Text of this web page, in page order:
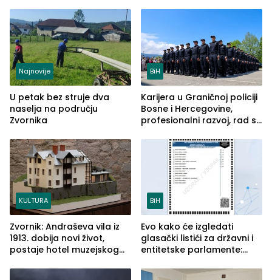
Najnovije
U petak bez struje dva
naselja na području
Zvornika
BiH
Karijera u Graničnoj policiji
Bosne i Hercegovine,
profesionalni razvoj, rad sa
služba građanima
KULTURA
Zvornik: Andraševa vila iz
1913. dobija novi život,
postaje hotel muzejskog
BiH
Evo kako će izgledati
glasački listići za državni i
entitetske parlamente:
vidljive na njima